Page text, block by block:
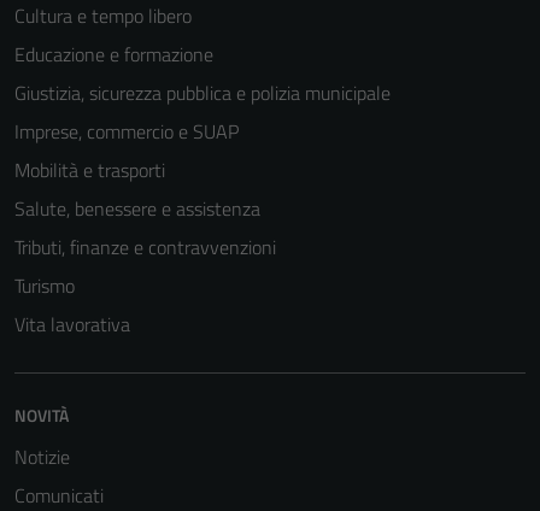
Cultura e tempo libero
Educazione e formazione
Giustizia, sicurezza pubblica e polizia municipale
Imprese, commercio e SUAP
Mobilità e trasporti
Salute, benessere e assistenza
Tributi, finanze e contravvenzioni
Turismo
Vita lavorativa
NOVITÀ
Notizie
Comunicati
Tecnici